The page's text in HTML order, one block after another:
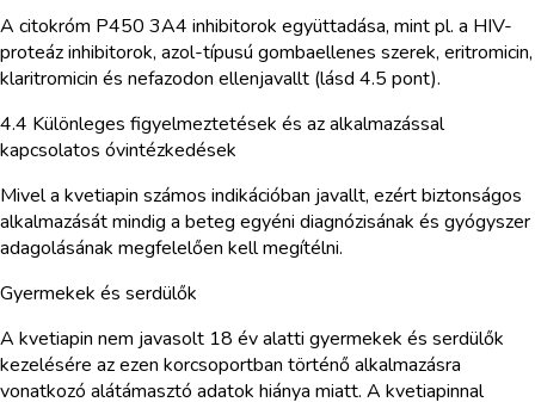
A citokróm P450 3A4 inhibitorok együttadása, mint pl. a HIV-
proteáz inhibitorok, azol-típusú gombaellenes szerek, eritromicin,
klaritromicin és nefazodon ellenjavallt (lásd 4.5 pont).
4.4 Különleges figyelmeztetések és az alkalmazással
kapcsolatos óvintézkedések
Mivel a kvetiapin számos indikációban javallt, ezért biztonságos
alkalmazását mindig a beteg egyéni diagnózisának és gyógyszer
adagolásának megfelelően kell megítélni.
Gyermekek és serdülők
A kvetiapin nem javasolt 18 év alatti gyermekek és serdülők
kezelésére az ezen korcsoportban történő alkalmazásra
vonatkozó alátámasztó adatok hiánya miatt. A kvetiapinnal